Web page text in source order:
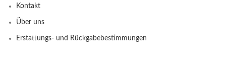
Kontakt
Über uns
Erstattungs- und Rückgabebestimmungen